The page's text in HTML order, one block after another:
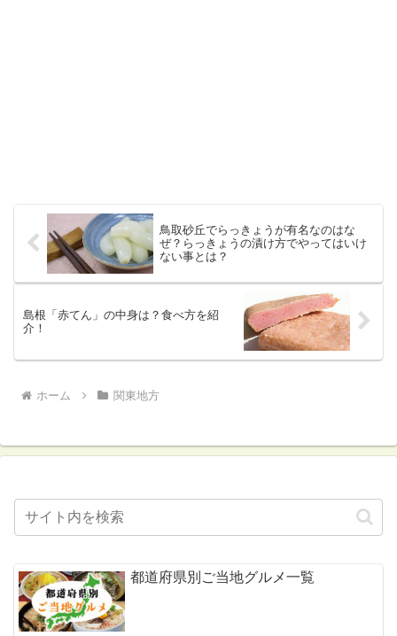
鳥取砂丘でらっきょうが有名なのはな
ぜ？らっきょうの漬け方でやってはいけ
ない事とは？
島根「赤てん」の中身は？食べ方を紹
介！
ホーム 関東地方
都道府県別ご当地グルメ一覧